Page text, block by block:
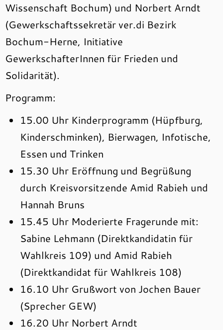
Wissenschaft Bochum) und Norbert Arndt
(Gewerkschaftssekretär ver.di Bezirk
Bochum-Herne, Initiative
GewerkschafterInnen für Frieden und
Solidarität).
Programm:
15.00 Uhr Kinderprogramm (Hüpfburg,
Kinderschminken), Bierwagen, Infotische,
Essen und Trinken
15.30 Uhr Eröffnung und Begrüßung
durch Kreisvorsitzende Amid Rabieh und
Hannah Bruns
15.45 Uhr Moderierte Fragerunde mit:
Sabine Lehmann (Direktkandidatin für
Wahlkreis 109) und Amid Rabieh
(Direktkandidat für Wahlkreis 108)
16.10 Uhr Grußwort von Jochen Bauer
(Sprecher GEW)
16.20 Uhr Norbert Arndt